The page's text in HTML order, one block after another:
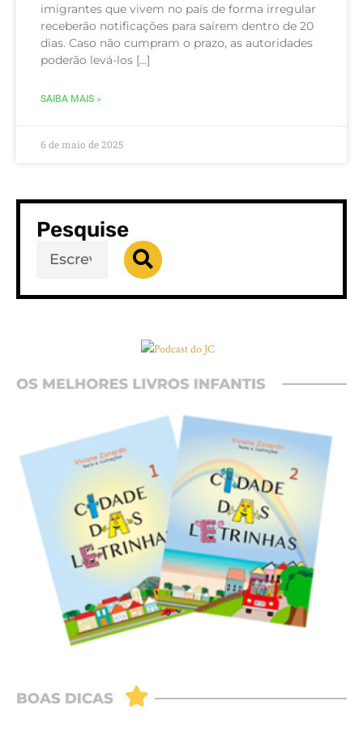
imigrantes que vivem no país de forma irregular
receberão notificações para saírem dentro de 20
dias. Caso não cumpram o prazo, as autoridades
poderão levá-los […]
SAIBA MAIS »
6 de maio de 2025
Pesquise